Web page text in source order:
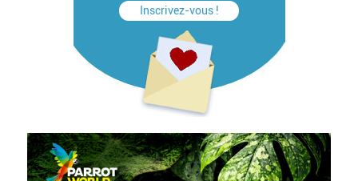
Inscrivez-vous !